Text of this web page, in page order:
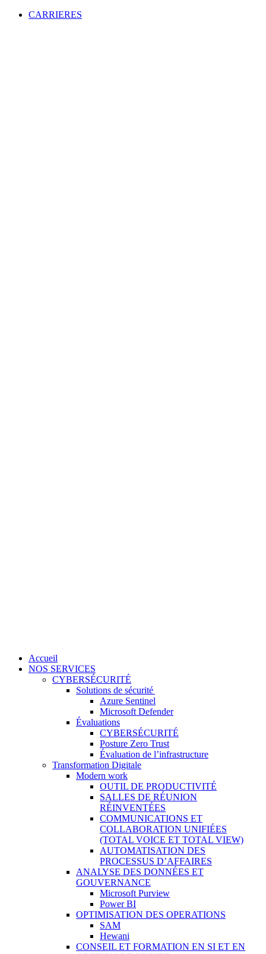
CARRIERES
Accueil
NOS SERVICES
CYBERSÉCURITÉ
Solutions de sécurité
Azure Sentinel
Microsoft Defender
Évaluations
CYBERSÉCURITÉ
Posture Zero Trust
Évaluation de l’infrastructure
Transformation Digitale
Modern work
OUTIL DE PRODUCTIVITÉ
SALLES DE RÉUNION
RÉINVENTÉES
COMMUNICATIONS ET
COLLABORATION UNIFIÉES
(TOTAL VOICE ET TOTAL VIEW)
AUTOMATISATION DES
PROCESSUS D’AFFAIRES
ANALYSE DES DONNÉES ET
GOUVERNANCE
Microsoft Purview
Power BI
OPTIMISATION DES OPERATIONS
SAM
Hewani
CONSEIL ET FORMATION EN SI ET EN